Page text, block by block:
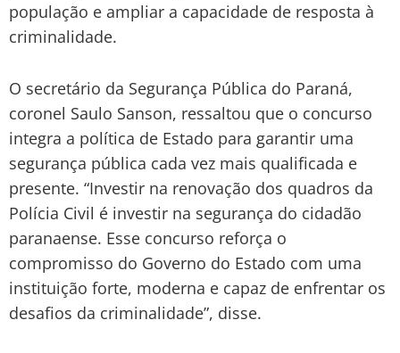
população e ampliar a capacidade de resposta à
criminalidade.
O secretário da Segurança Pública do Paraná,
coronel Saulo Sanson, ressaltou que o concurso
integra a política de Estado para garantir uma
segurança pública cada vez mais qualificada e
presente. “Investir na renovação dos quadros da
Polícia Civil é investir na segurança do cidadão
paranaense. Esse concurso reforça o
compromisso do Governo do Estado com uma
instituição forte, moderna e capaz de enfrentar os
desafios da criminalidade”, disse.